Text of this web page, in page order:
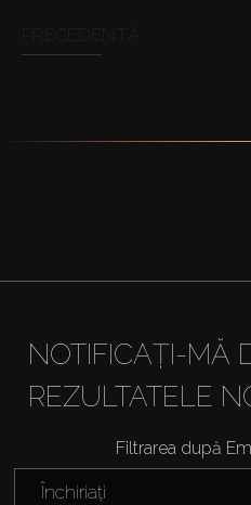
NOTIFICAȚI-MĂ
REZULTATELE
Filtrarea după
Închiriați